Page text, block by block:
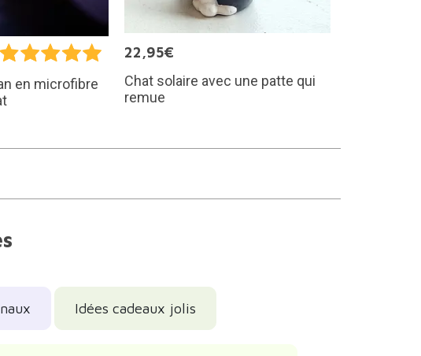
en microfibre
22,95€
Chat solaire avec une patte qui
remue
Idées cadeaux jolis